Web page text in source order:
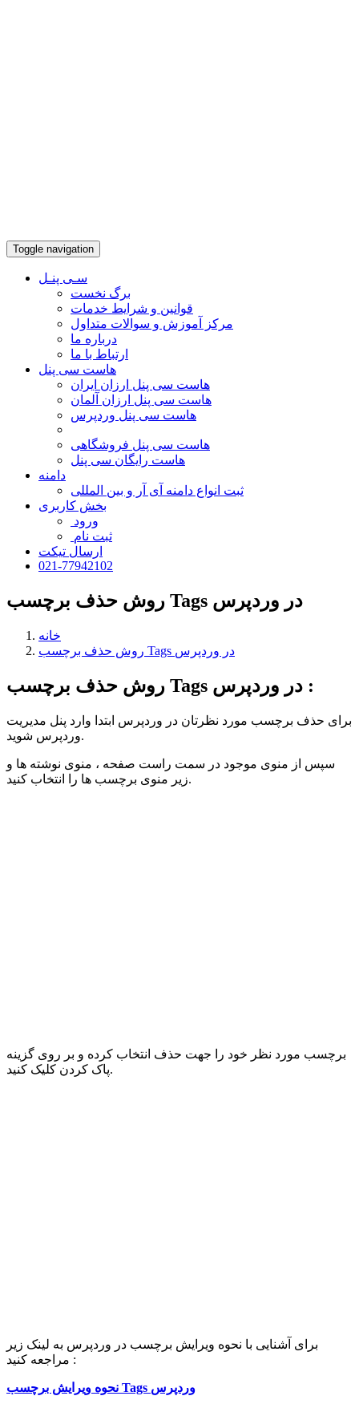
Toggle navigation
سـی پنـل
برگ نخست
قوانین و شرایط خدمات
مرکز آموزش و سوالات متداول
درباره ما
ارتباط با ما
هاست سی پنل
هاست سی پنل ارزان ایران
هاست سی پنل ارزان آلمان
هاست سی پنل وردپرس
هاست سی پنل فروشگاهی
هاست رایگان سی پنل
دامنه
ثبت انواع دامنه آی آر و بین المللی
بخش کاربری
ورود
ثبت نام
ارسال تیکت
021-77942102
روش حذف برچسب Tags در وردپرس
خانه
روش حذف برچسب Tags در وردپرس
روش حذف برچسب Tags در وردپرس :
برای حذف برچسب مورد نظرتان در وردپرس ابتدا وارد پنل مدیریت
وردپرس شوید.
سپس از منوی موجود در سمت راست صفحه ، منوی نوشته ها و
زیر منوی برچسب ها را انتخاب کنید.
برچسب مورد نظر خود را جهت حذف انتخاب کرده و بر روی گزینه
پاک کردن کلیک کنید.
برای آشنایی با نحوه ویرایش برچسب در وردپرس به لینک زیر
مراجعه کنید :
نحوه ویرایش برچسب Tags وردپرس